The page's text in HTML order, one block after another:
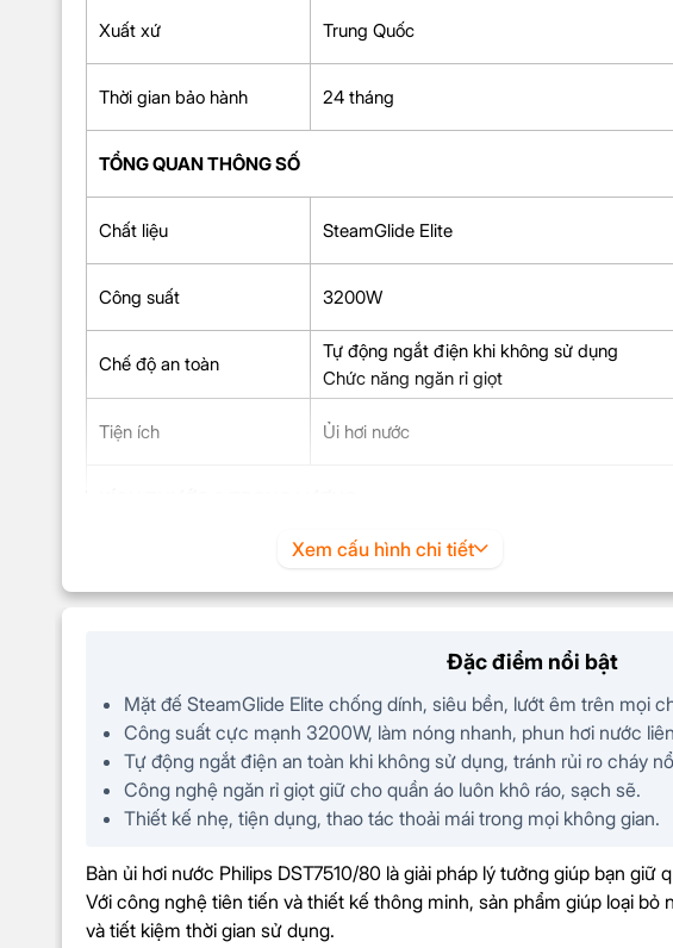
Xuất xứ Trung Quốc
Thời gian bảo hành 24 tháng
TỔNG QUAN THÔNG SỐ
Chất liệu SteamGlide Elite
Công suất 3200W
Chế độ an toàn
Tự động ngắt điện khi không sử dụng
Chức năng ngăn rỉ giọt
Tiện ích Ủi hơi nước
128.8 x 153.3 x 319.5 mm
BỘ SẢN PHẨM GỒM
Sản phẩm trong hộp
Bàn ủi hơi nước Philips DST7510/80
Sách hướng dẫn sử dụng
Xem cấu hình chi tiết
Đặc điểm nổi bật
Mặt đế SteamGlide Elite chống dính, siêu bền, lướt êm trên mọi
Công suất cực mạnh 3200W, làm nóng nhanh, phun hơi nước
Tự động ngắt điện an toàn khi không sử dụng, tránh rủi ro cháy
Công nghệ ngăn rỉ giọt giữ cho quần áo luôn khô ráo, sạch sẽ.
Thiết kế nhẹ, tiện dụng, thao tác thoải mái trong mọi không gian.
Bàn ủi hơi nước Philips DST7510/80 là giải pháp lý tưởng giúp bạn giữ
Với công nghệ tiên tiến và thiết kế thông minh, sản phẩm giúp loại bỏ
và tiết kiệm thời gian sử dụng.